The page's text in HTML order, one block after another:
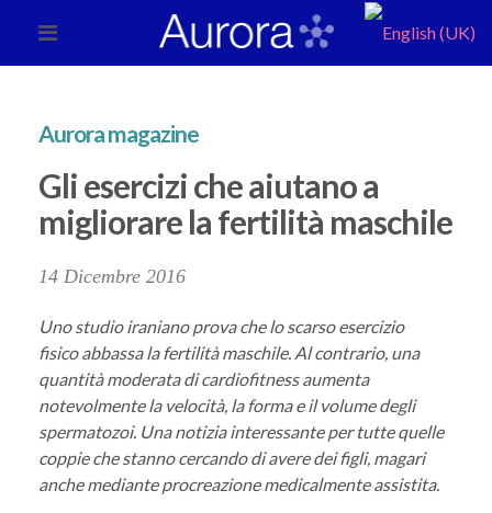
Aurora magazine
Gli esercizi che aiutano a
migliorare la fertilità maschile
14 Dicembre 2016
Uno studio iraniano prova che lo scarso esercizio
fisico abbassa la fertilità maschile. Al contrario, una
quantità moderata di cardiofitness aumenta
notevolmente la velocità, la forma e il volume degli
spermatozoi. Una notizia interessante per tutte quelle
coppie che stanno cercando di avere dei figli, magari
anche mediante procreazione medicalmente assistita.